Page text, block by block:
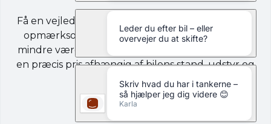
Få en vejledende byttepris på din brugte bil. Vær
opmærksom på, at din bil kan være mere eller
mindre værd end prisen, der angives. Vi vurderer
en præcis pris afhængig af bilens stand, udstyr og
kilometerstand.
Start vurdering